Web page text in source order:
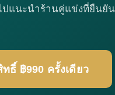
ปแนะนำร้านคู่แข่งที่ยืนยั
ธิ์ ฿990 ครั้งเดียว